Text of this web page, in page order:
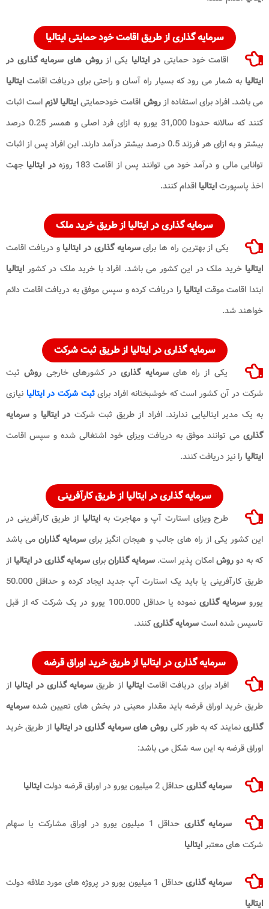
سرمایه گذاری از طریق اقامت خود حمایتی ایتالیا
اقامت خود حمایتی در ایتالیا یکی ازروش های سرمایه گذاری در
ایتالیا به شمار می رود که بسیار راه آسان و راحتی برای دریافت اقامت ایتالیا
می باشد. افراد برای استفاده ازروش اقامت خودحمایتیایتالیا لازماست اثبات
کنند که سالانه حدودا 31,000 یورو به ازای فرد اصلی و همسر 0.25 درصد
بیشتر و به ازای هر فرزند 0.5 درصد بیشتر درآمد دارند. این افراد پس از اثبات
توانایی مالی و درآمد خود می توانند پس از اقامت 183 روزه
در ایتالیا جهت
اخذ پاسپورتایتالیا اقدام کنند.
سرمایه گذاری در ایتالیا از طریق خرید ملک
یکی از بهترین راه ها برایسرمایه گذاری در ایتالیا و دریافت اقامت
ایتالیاخرید ملک در این کشور می باشد. افراد با خرید ملک در کشور ایتالیا
ابتدا اقامت موقت ایتالیا را دریافت کرده و سپس موفق به دریافت اقامت دائم
خواهند شد.
سرمایه گذاری در ایتالیا از طریق ثبت شرکت
یکی از راه هایسرمایه گذاریدر کشورهای خارجی روشثبت
شرکت در آن کشور است که خوشبختانه افراد برایثبت شرکت در ایتالیا نیازی
به یک مدیر ایتالیایی ندارند. افراد از طریق ثبت شرکت در ایتالیا و سرمایه
گذاری می توانند موفق به دریافت ویزای خود اشتغالی شده و سپس اقامت
ایتالیا را نیز دریافت کنند.
سرمایه گذاری در ایتالیا از طریق کارآفرینی
طرح ویزای استارت آپ و مهاجرت بهایتالیا از طریق کارآفرینی در
این کشور یکی از راه های جالب و هیجان انگیز برای سرمایه گذارانمی باشد
که به دوروشامکان پذیر است. سرمایه گذارانبرایسرمایه گذاری در ایتالیا از
طریق کارآفرینی یا باید یک استارت آپ جدید ایجاد کرده و حداقل 50.000
یورو سرمایه گذاری
نموده یا حداقل 100.000 یورو در یک شرکت که از قبل
تاسیس شده استسرمایه گذاریکنند.
سرمایه گذاری در ایتالیا از طریق خرید اوراق قرضه
افراد برای دریافت اقامتایتالیااز طریق سرمایه گذاری در ایتالیا از
طریق خرید اوراق قرضه باید مقدار معینی در بخش های تعیین شده سرمایه
گذارینمایند که به طور کلی روش هایسرمایه گذاری در ایتالیا از طریق خرید
اوراق قرضه به این سه شکل می باشد:
سرمایه گذاریحداقل 2 میلیون یورو در اوراق قرضه دولت ایتالیا
سرمایه گذاری
حداقل 1 میلیون یورو در اوراق مشارکت یا سهام
شرکت های معتبرایتالیا
سرمایه گذاریحداقل 1 میلیون یورو در پروژه های مورد علاقه دولت
ایتالیا